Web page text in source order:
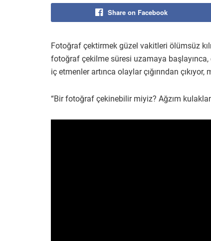
Share on Facebook
Fotoğraf çektirmek güzel vakitleri ölümsüz
fotoğraf çekilme süresi uzamaya
iç etmenler artınca olaylar çığırından
“Bir fotoğraf çekinebilir miyiz? Ağzım